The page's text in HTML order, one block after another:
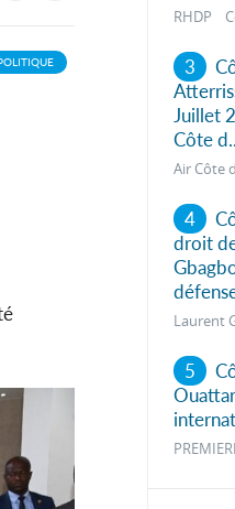
RHDP
3
Juillet
Côte
Air Côte
4
droit
Laurent
5